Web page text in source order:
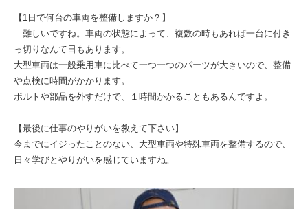
【1日で何台の車両を整備しますか？】
…難しいですね。車両の状態によって、複数の時もあれば一台に付き
っ切りなんて日もあります。
大型車両は一般乗用車に比べて一つ一つのパーツが大きいので、整備
や点検に時間がかかります。
ボルトや部品を外すだけで、１時間かかることもあるんですよ。
【最後に仕事のやりがいを教えて下さい】
今までにイジったことのない、大型車両や特殊車両を整備するので、
日々学びとやりがいを感じていますね。